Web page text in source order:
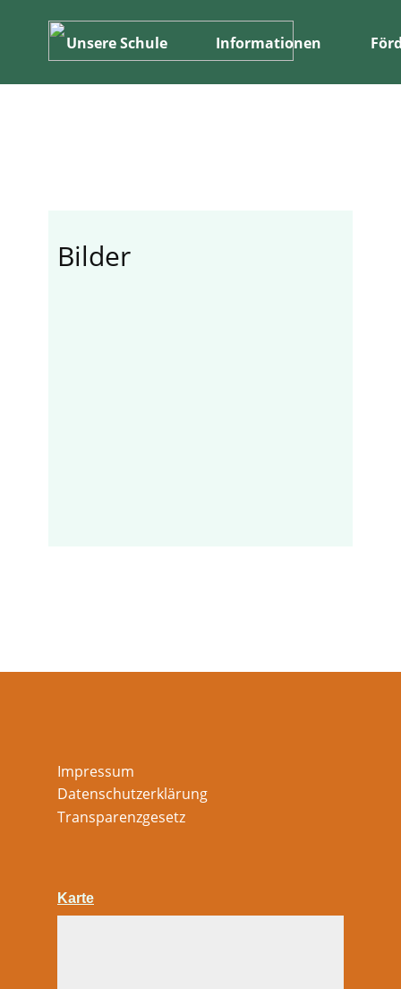
Unsere Schule Informationen
Bilder
Impressum
Datenschutzerklärung
Transparenzgesetz
Karte